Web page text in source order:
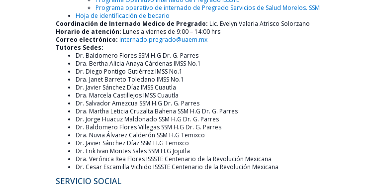
Programa operativo de internado de Pregrado Servicios de Salud Morelos. SSM
Hoja de identificación de becario
Coordinación de Internado Medico de Pregrado: Lic. Evelyn Valeria Atrisco Solorzano
Horario de atención: Lunes a viernes de 9:00 – 14:00 hrs
Correo electrónico: internado.pregrado@uaem.mx
Tutores Sedes:
Dr. Baldomero Flores SSM H.G Dr. G. Parres
Dra. Bertha Alicia Anaya Cárdenas IMSS No.1
Dr. Diego Pontigo Gutiérrez IMSS No.1
Dra. Janet Barreto Toledano IMSS No.1
Dr. Javier Sánchez Díaz IMSS Cuautla
Dra. Marcela Castillejos IMSS Cuautla
Dr. Salvador Amezcua SSM H.G Dr. G. Parres
Dra. Martha Leticia Cruzalta Bahena SSM H.G Dr. G. Parres
Dr. Jorge Huacuz Maldonado SSM H.G Dr. G. Parres
Dr. Baldomero Flores Villegas SSM H.G Dr. G. Parres
Dra. Nuvia Álvarez Calderón SSM H.G Temixco
Dr. Javier Sánchez Díaz SSM H.G Temixco
Dr. Erik Ivan Montes Sales SSM H.G Jojutla
Dra. Verónica Rea Flores ISSSTE Centenario de la Revolución Mexicana
Dr. Cesar Escamilla Vichido ISSSTE Centenario de la Revolución Mexicana
SERVICIO SOCIAL